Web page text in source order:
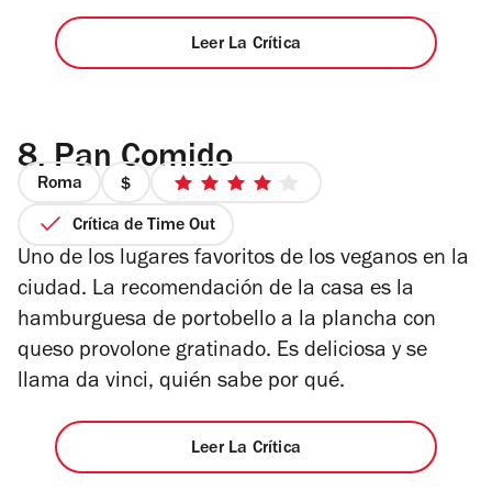
Leer La Crítica
8. Pan Comido
Roma
precio
1
4
5
Crítica de Time Out
Uno de los lugares favoritos de los veganos en la
ciudad. La recomendación de la casa es la
hamburguesa de portobello a la plancha con
queso provolone gratinado. Es deliciosa y se
llama da vinci, quién sabe por qué.
Leer La Crítica